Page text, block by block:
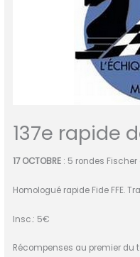
137e rapide
17 OCTOBRE : 5 rondes
Homologué rapide Fide FFE.
Insc.: 5€
Récompenses au premier du